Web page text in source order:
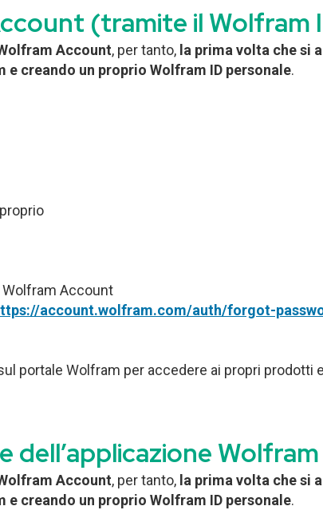
(tramite il Wolfram
Account, per tanto, la prima volta che si
creando un proprio Wolfram ID personale.
Account
account.wolfram.com/auth/forgot-
portale Wolfram per accedere ai propri prodotti
dell’applicazione Wolfram
Account, per tanto, la prima volta che si
creando un proprio Wolfram ID personale.